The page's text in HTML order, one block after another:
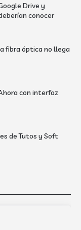
Drive y
conocer
fibra óptica no llega
con interfaz
de Tutos y Soft